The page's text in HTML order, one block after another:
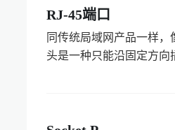
RJ-45端口
同传统局域网产品一样
头是一种只能沿固定方向